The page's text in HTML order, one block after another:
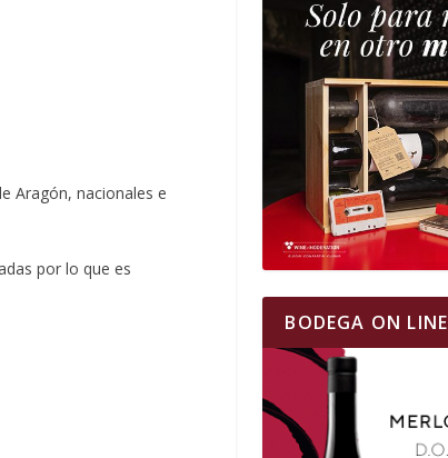
Aragón, nacionales e
por lo que es
BODEGA ON LINE